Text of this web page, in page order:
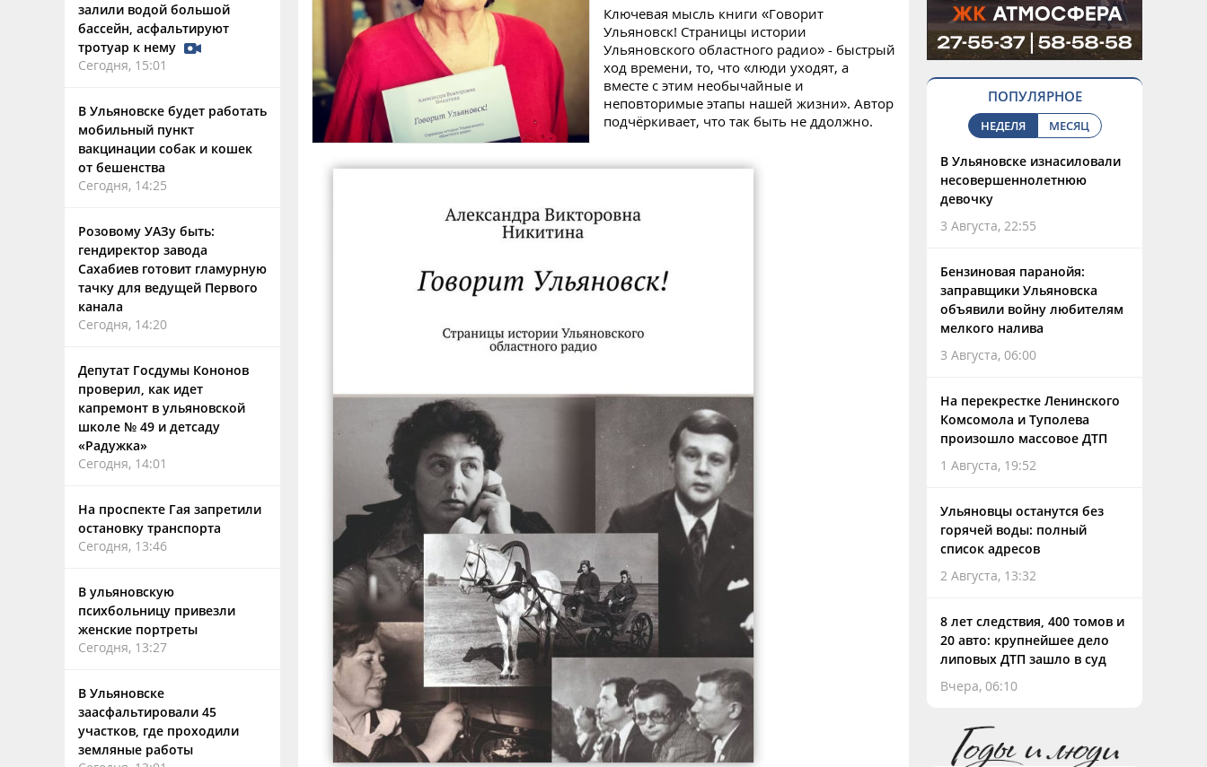
залили водой большой
бассейн, асфальтируют
тротуар к нему
Сегодня, 15:01
В Ульяновске будет работать
мобильный пункт
вакцинации собак и кошек
от бешенства
Сегодня, 14:25
Розовому УАЗу быть:
гендиректор завода
Сахабиев готовит гламурную
тачку для ведущей Первого
канала
Сегодня, 14:20
Депутат Госдумы Кононов
проверил, как идет
капремонт в ульяновской
школе № 49 и детсаду
«Радужка»
Сегодня, 14:01
На проспекте Гая запретили
остановку транспорта
Сегодня, 13:46
В ульяновскую
психбольницу привезли
женские портреты
Сегодня, 13:27
В Ульяновске
заасфальтировали 45
участков, где проходили
земляные работы
Ключевая мысль книги «Говорит
Ульяновск! Страницы истории
Ульяновского областного радио» - быстрый
ход времени, то, что «люди уходят, а
вместе с этим необычайные и
неповторимые этапы нашей жизни». Автор
подчёркивает, что так быть не ддолжно.
ПОПУЛЯРНОЕ
НЕДЕЛЯ МЕСЯЦ
В Ульяновске изнасиловали
несовершеннолетнюю
девочку
3 Августа, 22:55
Бензиновая паранойя:
заправщики Ульяновска
объявили войну любителям
мелкого налива
3 Августа, 06:00
На перекрестке Ленинского
Комсомола и Туполева
произошло массовое ДТП
1 Августа, 19:52
Ульяновцы останутся без
горячей воды: полный
список адресов
2 Августа, 13:32
8 лет следствия, 400 томов и
20 авто: крупнейшее дело
липовых ДТП зашло в суд
Вчера, 06:10